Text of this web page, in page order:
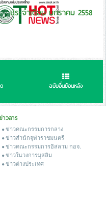
ประจำเดือน มกราคม 2558
ฉบับอื่นย้อนหลัง
ข่าวสาร
ข่าวคณะกรรมการกลาง
ข่าวสํานักจุฬาราชมนตรี
ข่าวคณะกรรมการอิสลาม กอจ.
ข่าวในวงการมุสลิม
ข่าวต่างประเทศ